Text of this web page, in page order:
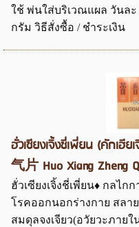
ใช้ พ่นใส่บริเวณแผล วันล
กรัม วิธีสั่งซื้อ / ชำระเงิน
ฮั่วเซียงเจิ้งชี่เพี่ยน (คักเ
气片 Huo Xiang Zheng
ฮั่วเซียงเจิ้งชี่เพี่ยน♦ กลไ
โรคออกนอกร่างกาย สลา
สมดุลจงเจียว(อวัยวะภาย